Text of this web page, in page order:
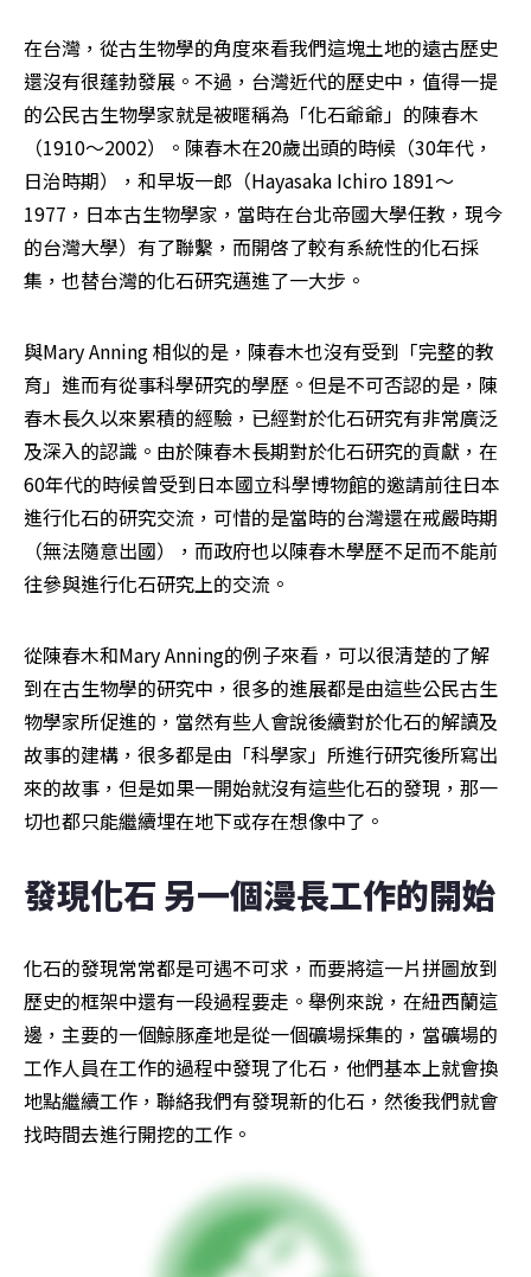
在台灣，從古生物學的角度來看我們這塊土地的遠古歷史
還沒有很蓬勃發展。不過，台灣近代的歷史中，值得一提
的公民古生物學家就是被暱稱為「化石爺爺」的陳春木
（1910～2002）。陳春木在20歲出頭的時候（30年代，
日治時期），和早坂一郎（Hayasaka Ichiro 1891～
1977，日本古生物學家，當時在台北帝國大學任教，現今
的台灣大學）有了聯繫，而開啓了較有系統性的化石採
集，也替台灣的化石研究邁進了一大步。
與Mary Anning 相似的是，陳春木也沒有受到「完整的教
育」進而有從事科學研究的學歷。但是不可否認的是，陳
春木長久以來累積的經驗，已經對於化石研究有非常廣泛
及深入的認識。由於陳春木長期對於化石研究的貢獻，在
60年代的時候曾受到日本國立科學博物館的邀請前往日本
進行化石的研究交流，可惜的是當時的台灣還在戒嚴時期
（無法隨意出國），而政府也以陳春木學歷不足而不能前
往參與進行化石研究上的交流。
從陳春木和Mary Anning的例子來看，可以很清楚的了解
到在古生物學的研究中，很多的進展都是由這些公民古生
物學家所促進的，當然有些人會說後續對於化石的解讀及
故事的建構，很多都是由「科學家」所進行研究後所寫出
來的故事，但是如果一開始就沒有這些化石的發現，那一
切也都只能繼續埋在地下或存在想像中了。
發現化石 另一個漫長工作的開始
化石的發現常常都是可遇不可求，而要將這一片拼圖放到
歷史的框架中還有一段過程要走。舉例來說，在紐西蘭這
邊，主要的一個鯨豚產地是從一個礦場採集的，當礦場的
工作人員在工作的過程中發現了化石，他們基本上就會換
地點繼續工作，聯絡我們有發現新的化石，然後我們就會
找時間去進行開挖的工作。